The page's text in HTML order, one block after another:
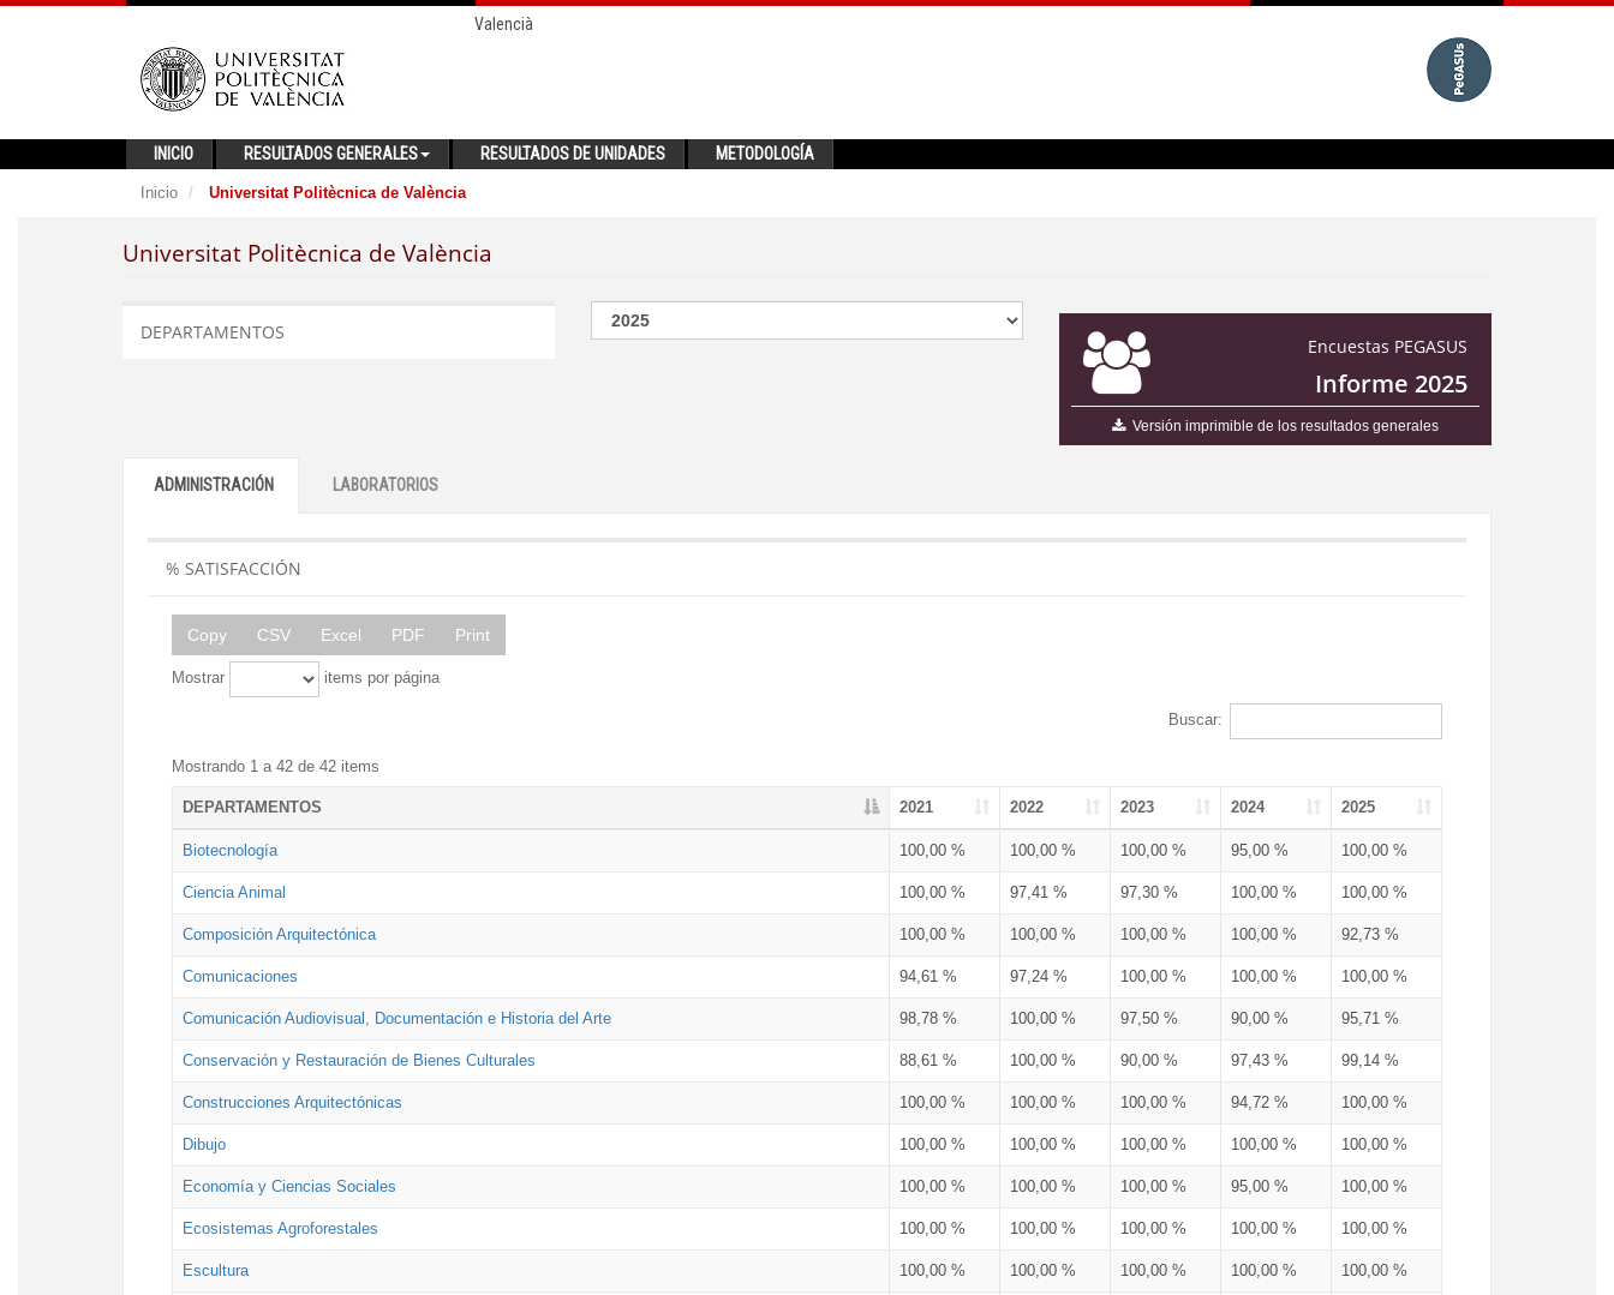
Valencià
INICIO RESULTADOS GENERALES RESULTADOS DE UNIDADES METODOLOGÍA
Inicio Universitat Politècnica de València
Universitat Politècnica de València
Encuestas PEGASUS
Informe 2025
Versión imprimible de los resultados generales
DEPARTAMENTOS
ADMINISTRACIÓN LABORATORIOS
% SATISFACCIÓN
Copy CSV Excel PDF Print
Mostrar items por página
Buscar:
Mostrando 1 a 42 de 42 items
DEPARTAMENTOS 2021 2022 2023 2024 2025
Biotecnología 100,00 % 100,00 % 100,00 % 95,00 % 100,00 %
Ciencia Animal 100,00 % 97,41 % 97,30 % 100,00 % 100,00 %
Composición Arquitectónica 100,00 % 100,00 % 100,00 % 100,00 % 92,73 %
Comunicaciones 94,61 % 97,24 % 100,00 % 100,00 % 100,00 %
Comunicación Audiovisual, Documentación e Historia del Arte 98,78 % 100,00 % 97,50 % 90,00 % 95,71 %
Conservación y Restauración de Bienes Culturales 88,61 % 100,00 % 90,00 % 97,43 % 99,14 %
Construcciones Arquitectónicas 100,00 % 100,00 % 100,00 % 94,72 % 100,00 %
Dibujo 100,00 % 100,00 % 100,00 % 100,00 % 100,00 %
Economía y Ciencias Sociales 100,00 % 100,00 % 100,00 % 95,00 % 100,00 %
Ecosistemas Agroforestales 100,00 % 100,00 % 100,00 % 100,00 % 100,00 %
Escultura 100,00 % 100,00 % 100,00 % 100,00 % 100,00 %